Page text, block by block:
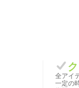
全アイ
一定の